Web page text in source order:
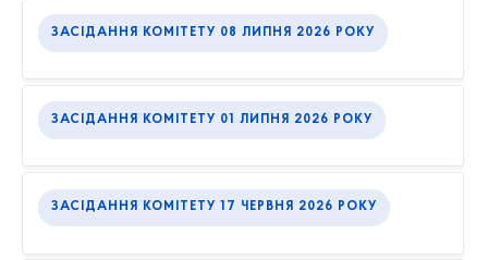
ЗАСІДАННЯ КОМІТЕТУ 08 ЛИПНЯ 2026 РОКУ
ЗАСІДАННЯ КОМІТЕТУ 01 ЛИПНЯ 2026 РОКУ
ЗАСІДАННЯ КОМІТЕТУ 17 ЧЕРВНЯ 2026 РОКУ